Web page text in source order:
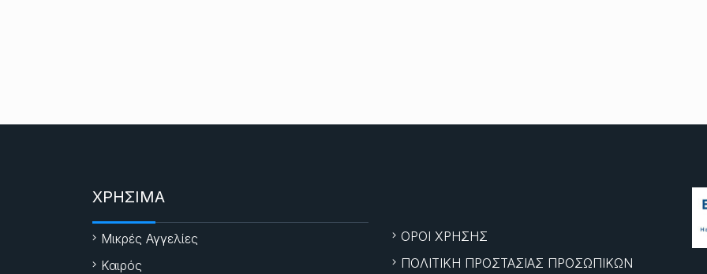
ΧΡΗΣΙΜΑ
Μικρές Αγγελίες
Καιρός
ΟΡΟΙ ΧΡΗΣΗΣ
ΠΟΛΙΤΙΚΗ ΠΡΟΣΤΑΣΙΑΣ ΠΡΟΣΩΠΙΚΩΝ